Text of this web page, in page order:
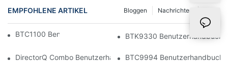
EMPFOHLENE ARTIKEL Nachrichten
Bloggen
BTC1100 Benutzerhandbuch BTK9330 Benutzerhandbuch
DirectorQ Combo BenutzerhandbuchBTC9994 Benutzerhandbuch